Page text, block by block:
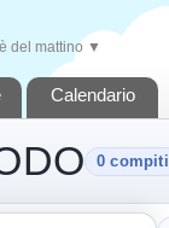
del mattino ▼
Calendario
0 compiti